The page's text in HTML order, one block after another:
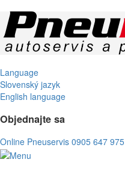
Language
Slovenský jazyk
English language
Objednajte sa
Online Pneuservis 0905 647 975